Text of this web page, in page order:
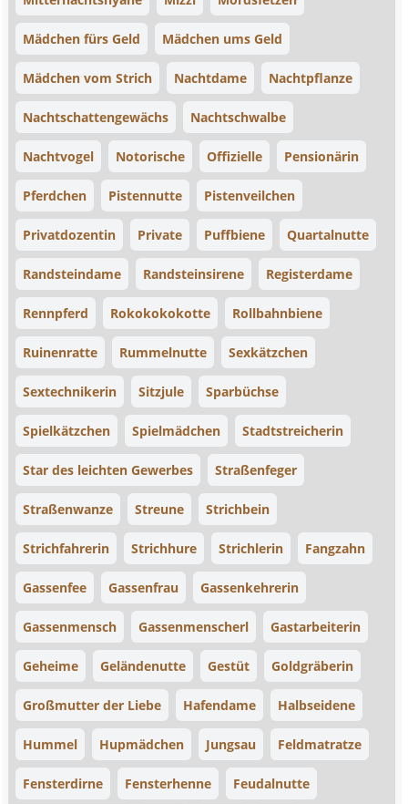
Mädchen fürs Geld Mädchen ums Geld
Mädchen vom Strich Nachtdame Nachtpflanze
Nachtschattengewächs Nachtschwalbe
Nachtvogel Notorische Offizielle Pensionärin
Pferdchen Pistennutte Pistenveilchen
Privatdozentin Private Puffbiene Quartalnutte
Randsteindame Randsteinsirene Registerdame
Rennpferd Rokokokokotte Rollbahnbiene
Ruinenratte Rummelnutte Sexkätzchen
Sextechnikerin Sitzjule Sparbüchse
Spielkätzchen Spielmädchen Stadtstreicherin
Star des leichten Gewerbes Straßenfeger
Straßenwanze Streune Strichbein
Strichfahrerin Strichhure Strichlerin Fangzahn
Gassenfee Gassenfrau Gassenkehrerin
Gassenmensch Gassenmenscherl Gastarbeiterin
Geheime Geländenutte Gestüt Goldgräberin
Großmutter der Liebe Hafendame Halbseidene
Hummel Hupmädchen Jungsau Feldmatratze
Fensterdirne Fensterhenne Feudalnutte